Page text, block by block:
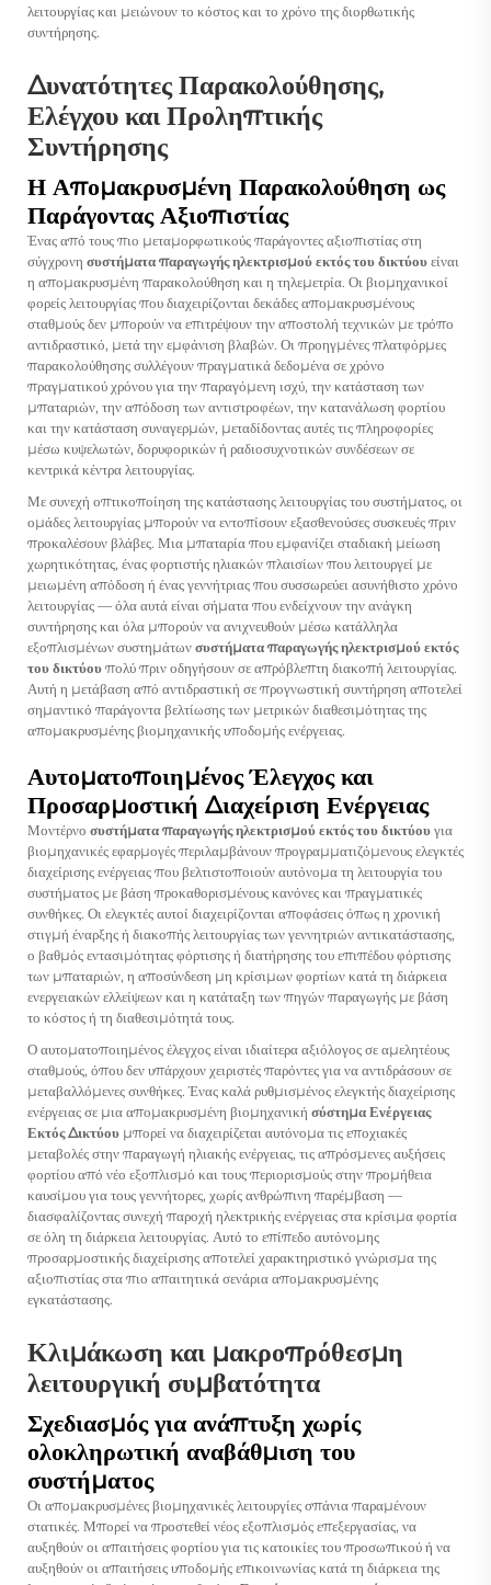
λειτουργίας και μειώνουν το κόστος και το χρόνο της διορθωτικής
συντήρησης.
Δυνατότητες Παρακολούθησης,
Ελέγχου και Προληπτικής
Συντήρησης
Η Απομακρυσμένη Παρακολούθηση ως
Παράγοντας Αξιοπιστίας
Ένας από τους πιο μεταμορφωτικούς παράγοντες αξιοπιστίας στη
σύγχρονη συστήματα παραγωγής ηλεκτρισμού εκτός του δικτύουείναι
η απομακρυσμένη παρακολούθηση και η τηλεμετρία. Οι βιομηχανικοί
φορείς λειτουργίας που διαχειρίζονται δεκάδες απομακρυσμένους
σταθμούς δεν μπορούν να επιτρέψουν την αποστολή τεχνικών με τρόπο
αντιδραστικό, μετά την εμφάνιση βλαβών. Οι προηγμένες πλατφόρμες
παρακολούθησης συλλέγουν πραγματικά δεδομένα σε χρόνο
πραγματικού χρόνου για την παραγόμενη ισχύ, την κατάσταση των
μπαταριών, την απόδοση των αντιστροφέων, την κατανάλωση φορτίου
και την κατάσταση συναγερμών, μεταδίδοντας αυτές τις πληροφορίες
μέσω κυψελωτών, δορυφορικών ή ραδιοσυχνοτικών συνδέσεων σε
κεντρικά κέντρα λειτουργίας.
Με συνεχή οπτικοποίηση της κατάστασης λειτουργίας του συστήματος, οι
ομάδες λειτουργίας μπορούν να εντοπίσουν εξασθενούσες συσκευές πριν
προκαλέσουν βλάβες. Μια μπαταρία που εμφανίζει σταδιακή μείωση
χωρητικότητας, ένας φορτιστής ηλιακών πλαισίων που λειτουργεί με
μειωμένη απόδοση ή ένας γεννήτριας που συσσωρεύει ασυνήθιστο χρόνο
λειτουργίας — όλα αυτά είναι σήματα που ενδείχνουν την ανάγκη
συντήρησης και όλα μπορούν να ανιχνευθούν μέσω κατάλληλα
εξοπλισμένων συστημάτωνσυστήματα παραγωγής ηλεκτρισμού εκτός
του δικτύουπολύ πριν οδηγήσουν σε απρόβλεπτη διακοπή λειτουργίας.
Αυτή η μετάβαση από αντιδραστική σε προγνωστική συντήρηση αποτελεί
σημαντικό παράγοντα βελτίωσης των μετρικών διαθεσιμότητας της
απομακρυσμένης βιομηχανικής υποδομής ενέργειας.
Αυτοματοποιημένος Έλεγχος και
Προσαρμοστική Διαχείριση Ενέργειας
Μοντέρνο συστήματα παραγωγής ηλεκτρισμού εκτός του δικτύουγια
βιομηχανικές εφαρμογές περιλαμβάνουν προγραμματιζόμενους ελεγκτές
διαχείρισης ενέργειας που βελτιστοποιούν αυτόνομα τη λειτουργία του
συστήματος με βάση προκαθορισμένους κανόνες και πραγματικές
συνθήκες. Οι ελεγκτές αυτοί διαχειρίζονται αποφάσεις όπως η χρονική
στιγμή έναρξης ή διακοπής λειτουργίας των γεννητριών αντικατάστασης,
ο βαθμός εντασιμότητας φόρτισης ή διατήρησης του επιπέδου φόρτισης
των μπαταριών, η αποσύνδεση μη κρίσιμων φορτίων κατά τη διάρκεια
ενεργειακών ελλείψεων και η κατάταξη των πηγών παραγωγής με βάση
το κόστος ή τη διαθεσιμότητά τους.
Ο αυτοματοποιημένος έλεγχος είναι ιδιαίτερα αξιόλογος σε αμελητέους
σταθμούς, όπου δεν υπάρχουν χειριστές παρόντες για να αντιδράσουν σε
μεταβαλλόμενες συνθήκες. Ένας καλά ρυθμισμένος ελεγκτής διαχείρισης
ενέργειας σε μια απομακρυσμένη βιομηχανική σύστημα Ενέργειας
Εκτός Δικτύου μπορεί να διαχειρίζεται αυτόνομα τις εποχιακές
μεταβολές στην παραγωγή ηλιακής ενέργειας, τις απρόσμενες αυξήσεις
φορτίου από νέο εξοπλισμό και τους περιορισμούς στην προμήθεια
καυσίμου για τους γεννήτορες, χωρίς ανθρώπινη παρέμβαση —
διασφαλίζοντας συνεχή παροχή ηλεκτρικής ενέργειας στα κρίσιμα φορτία
σε όλη τη διάρκεια λειτουργίας. Αυτό το επίπεδο αυτόνομης
προσαρμοστικής διαχείρισης αποτελεί χαρακτηριστικό γνώρισμα της
αξιοπιστίας στα πιο απαιτητικά σενάρια απομακρυσμένης
εγκατάστασης.
Κλιμάκωση και μακροπρόθεσμη
λειτουργική συμβατότητα
Σχεδιασμός για ανάπτυξη χωρίς
ολοκληρωτική αναβάθμιση του
συστήματος
Οι απομακρυσμένες βιομηχανικές λειτουργίες σπάνια παραμένουν
στατικές. Μπορεί να προστεθεί νέος εξοπλισμός επεξεργασίας, να
αυξηθούν οι απαιτήσεις φορτίου για τις κατοικίες του προσωπικού ή να
αυξηθούν οι απαιτήσεις υποδομής επικοινωνίας κατά τη διάρκεια της